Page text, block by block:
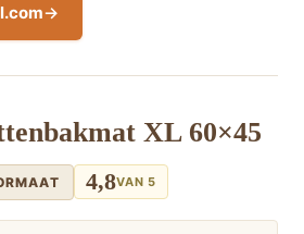
XL 60×45
4,8VAN 5